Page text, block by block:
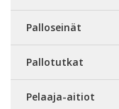
Palloseinät
Pallotutkat
Pelaaja-aitiot